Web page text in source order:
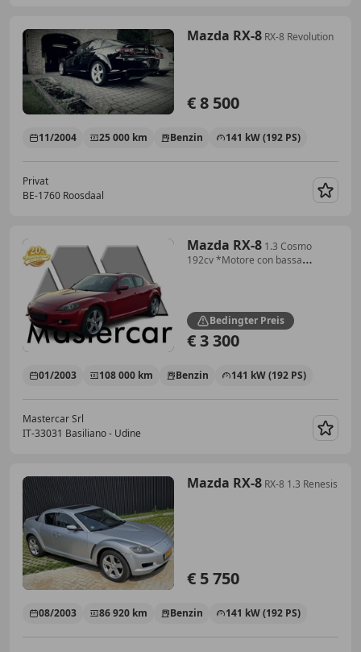
Mazda RX-8 RX-8 Revolution
€ 8 500
11/2004 25 000 km Benzin 141 kW (192 PS)
Privat
BE-1760 Roosdaal
Mazda RX-8 1.3 Cosmo
192cv *Motore con bassa
€ 3 300
Bedingter Preis
01/2003 108 000 km Benzin 141 kW (192 PS)
Mastercar Srl
IT-33031 Basiliano - Udine
Mazda RX-8 RX-8 1.3 Renesis
€ 5 750
08/2003 86 920 km Benzin 141 kW (192 PS)